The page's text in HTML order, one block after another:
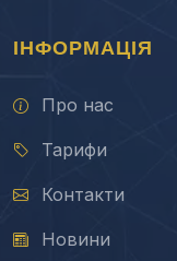
ІНФОРМАЦІЯ
Про нас
Тарифи
Контакти
Новини